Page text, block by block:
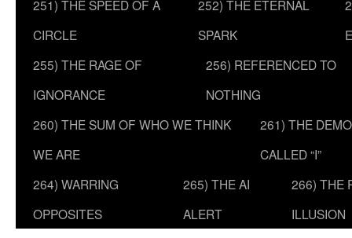
251) THE SPEED OF A
CIRCLE
252) THE ETERNAL
SPARK
255) THE RAGE OF
IGNORANCE
256) REFERENCED TO
NOTHING
260) THE SUM OF WHO WE THINK
WE ARE
261) THE
CALLED “I”
264) WARRING
OPPOSITES
265) THE AI
ALERT
266) THE
ILLUSION